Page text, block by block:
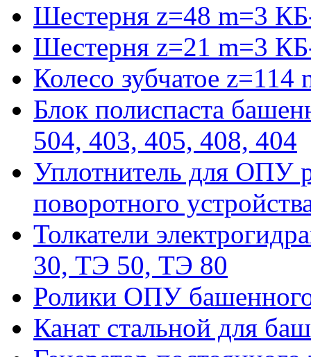
Шестерня z=48 m=3
Шестерня z=21 m=3
Колесо зубчатое
Блок полиспаста
504, 403, 405, 408, 404
Уплотнитель для ОПУ
поворотного
Толкатели
30, ТЭ 50, ТЭ 80
Ролики ОПУ
Канат стальной для